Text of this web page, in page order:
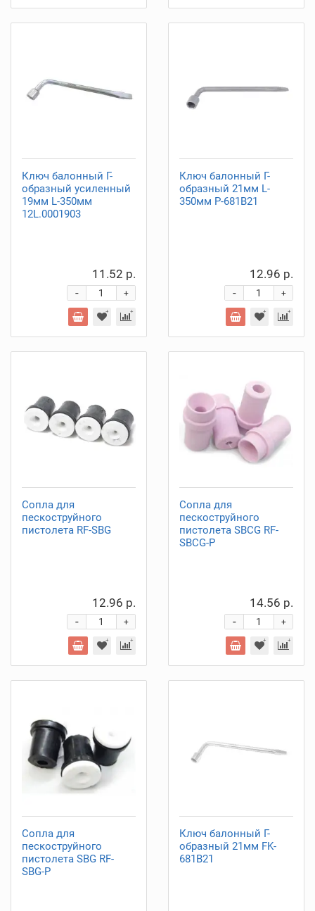
Ключ балонный Г-
образный усиленный
19мм L-350мм
12L.0001903
11.52 р.
+
-
Ключ балонный Г-
образный 21мм L-
350мм P-681B21
12.96 р.
+
-
Сопла для
пескоструйного
пистолета RF-SBG
12.96 р.
+
-
Сопла для
пескоструйного
пистолета SBCG RF-
SBCG-P
14.56 р.
+
-
Cопла для
пескоструйного
пистолета SBG RF-
SBG-P
Ключ балонный Г-
образный 21мм FK-
681B21